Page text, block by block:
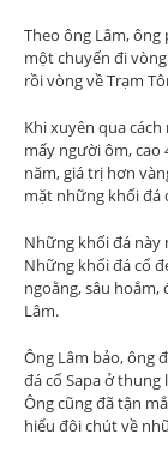
Theo ông Lâm,
một chuyến đi
rồi vòng về Trạm
Khi xuyên qua
mấy người ôm, cao
năm, giá trị hơn
mặt những khối đá
Những khối đá
Những khối đá cổ
ngoằng, sâu hoắm,
Lâm.
Ông Lâm bảo, ông
đá cổ Sapa ở thung
Ông cũng đã tận
hiểu đôi chút về